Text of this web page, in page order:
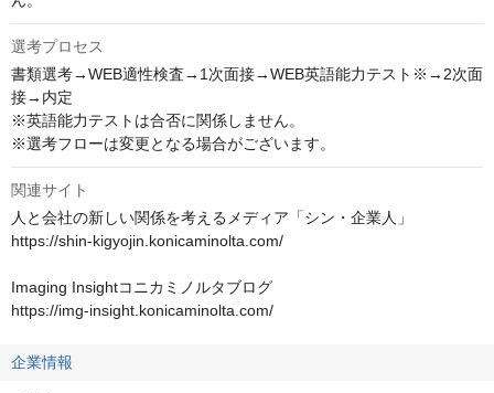
選考プロセス
書類選考→WEB適性検査→1次面接→WEB英語能力テスト※→2次面
接→内定
※英語能力テストは合否に関係しません。
※選考フローは変更となる場合がございます。
関連サイト
人と会社の新しい関係を考えるメディア「シン・企業人」
https://shin-kigyojin.konicaminolta.com/
Imaging Insightコニカミノルタブログ
https://img-insight.konicaminolta.com/
企業情報